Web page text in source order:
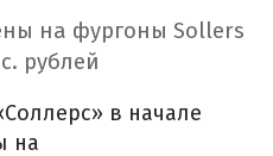
на фургоны Sollers
рублей
в начале
на